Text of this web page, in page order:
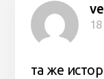
та же